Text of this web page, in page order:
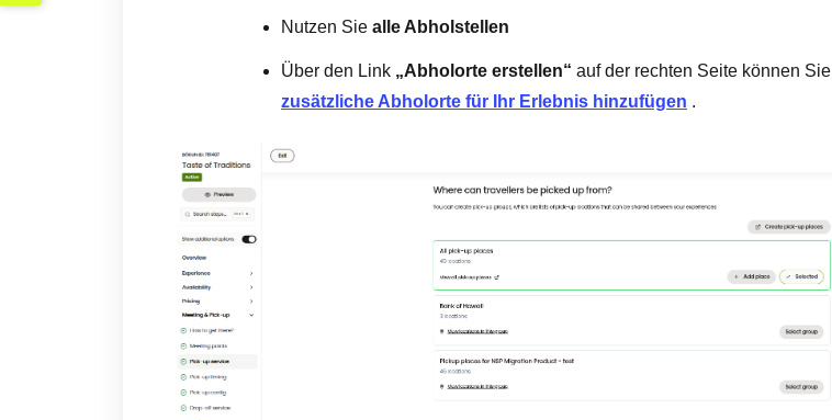
Nutzen Sie alle Abholstellen
Über den Link „Abholorte erstellen“ auf der rechten Seite können Sie
zusätzliche Abholorte für Ihr Erlebnis hinzufügen .